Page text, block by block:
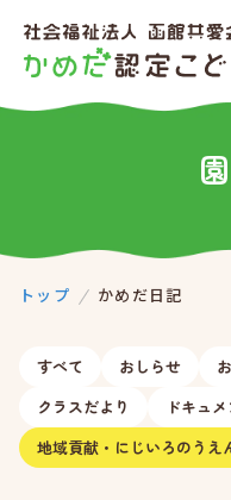
トップ かめだ日記
すべて おしらせ
クラスだより
ドキュ
地域貢献・にじいろのうえ